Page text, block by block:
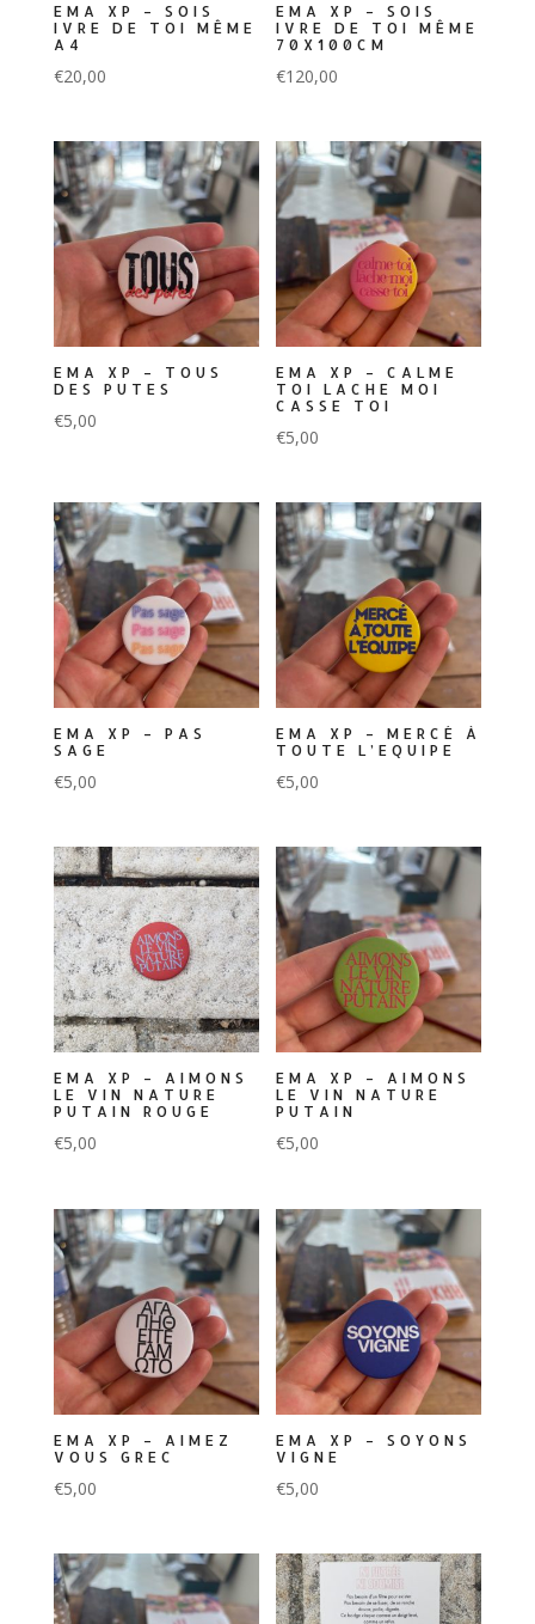
EMA XP – SOIS
IVRE DE TOI MÊME
A4
€20,00
EMA XP – SOIS
IVRE DE TOI MÊME
70X100CM
€120,00
EMA XP – TOUS
DES PUTES
€5,00
EMA XP – CALME
TOI LACHE MOI
CASSE TOI
€5,00
EMA XP – PAS
SAGE
€5,00
EMA XP – MERCÉ À
TOUTE L’EQUIPE
€5,00
EMA XP – AIMONS
LE VIN NATURE
PUTAIN ROUGE
€5,00
EMA XP – AIMONS
LE VIN NATURE
PUTAIN
€5,00
EMA XP – AIMEZ
VOUS GREC
€5,00
EMA XP – SOYONS
VIGNE
€5,00